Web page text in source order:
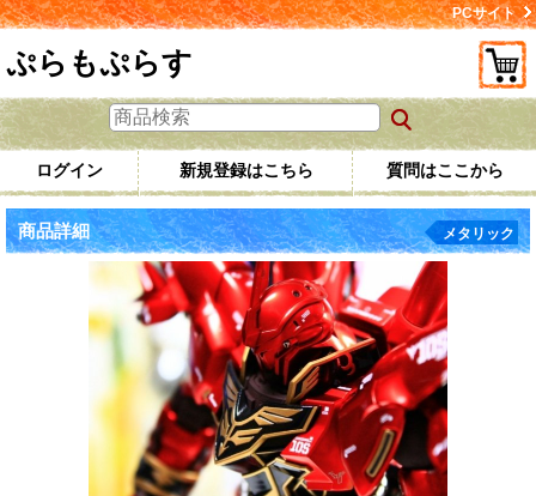
PCサイト
ぷらもぷらす
ログイン 新規登録はこちら 質問はここから
商品詳細 メタリック